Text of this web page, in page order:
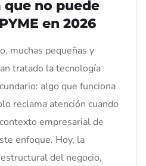
no puede
en 2026
muchas pequeñas y
tratado la tecnología
algo que funciona
reclama atención cuando
empresarial de
enfoque. Hoy, la
del negocio,